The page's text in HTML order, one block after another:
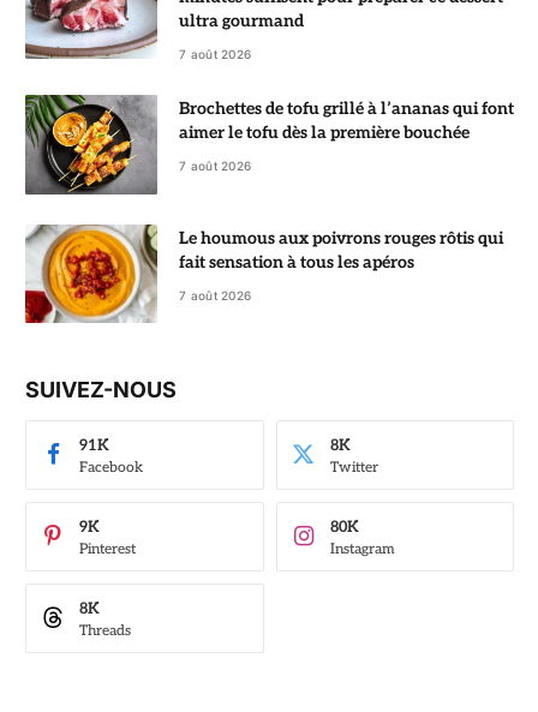
ultra gourmand
7 août 2026
Brochettes de tofu grillé à l’ananas qui font
aimer le tofu dès la première bouchée
7 août 2026
Le houmous aux poivrons rouges rôtis qui
fait sensation à tous les apéros
7 août 2026
SUIVEZ-NOUS
Facebook
91K
Twitter
8K
Pinterest
9K
Instagram
80K
Threads
8K